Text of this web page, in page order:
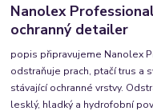
Nanolex
ochranný detailer
popis připravujeme Nanolex
odstraňuje prach, ptačí trus a
stávající ochranné vrstvy.
lesklý, hladký a hydrofobní